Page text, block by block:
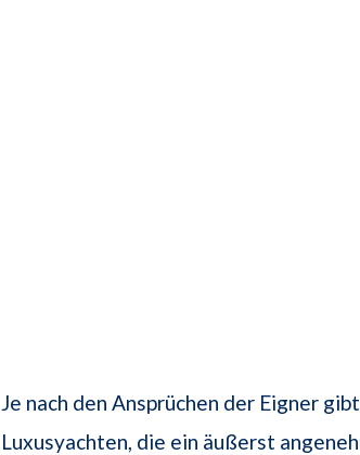
Je nach den Ansprüchen der Eigner
Luxusyachten, die ein äußerst